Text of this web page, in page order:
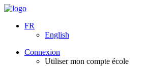
FR
English
Connexion
Utiliser mon compte école